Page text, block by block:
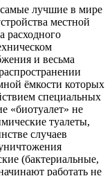
лучшие в мире
местной
расходного
и весьма
ёмкости которых
специальных
«биотуалет» не
туалеты,
случаев
(бактериальные,
работать не